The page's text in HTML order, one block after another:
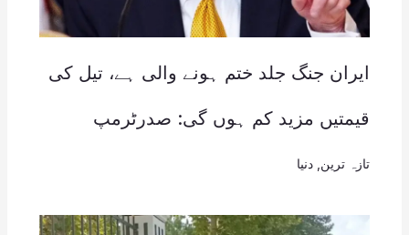
ایران جنگ جلد ختم ہونے والی ہے، تیل کی
قیمتیں مزید کم ہوں گی: صدرٹرمپ
تازہ ترین دنیا